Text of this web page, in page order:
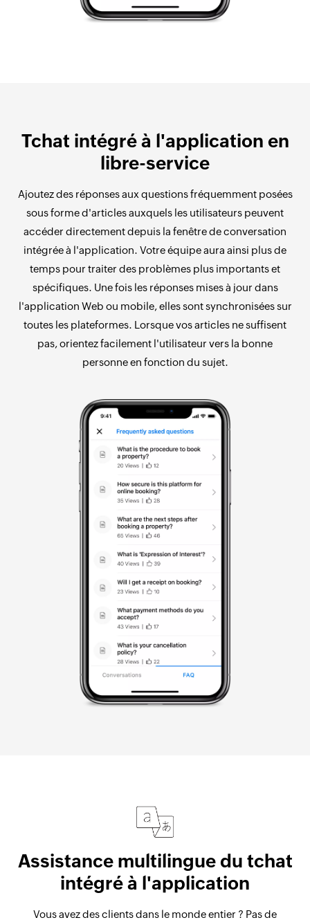
Tchat intégré à l'application en
libre-service
Ajoutez des réponses aux questions fréquemment posées
sous forme d'articles auxquels les utilisateurs peuvent
accéder directement depuis la fenêtre de conversation
intégrée à l'application. Votre équipe aura ainsi plus de
temps pour traiter des problèmes plus importants et
spécifiques. Une fois les réponses mises à jour dans
l'application Web ou mobile, elles sont synchronisées sur
toutes les plateformes. Lorsque vos articles ne suffisent
pas, orientez facilement l'utilisateur vers la bonne
personne en fonction du sujet.
Assistance multilingue du tchat
intégré à l'application
Vous avez des clients dans le monde entier ? Pas de